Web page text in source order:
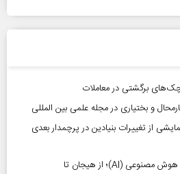
برگشتی در معاملات
و بختیاری در مجله علمی بین المللی
پیش‌نمایشی از تغییرات بنیادین در پرچمدار بعدی
رشد خیره‌کننده بازار توکن‌های هوش مصنوعی (AI)؛ از هیجان تا